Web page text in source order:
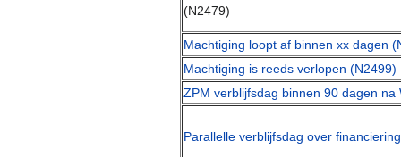
(N2479)
Machtiging loopt af binnen xx dagen
Machtiging is reeds verlopen (N2499)
ZPM verblijfsdag binnen 90 dagen
Parallelle verblijfsdag over